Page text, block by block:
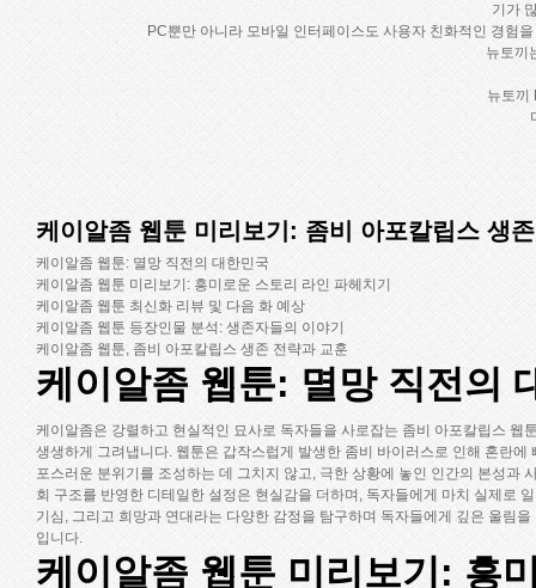
기가
PC뿐만 아니라 모바일 인터페이스도 사용자 친화적인 경험
뉴토끼
뉴토끼
케이알좀 웹툰 미리보기: 좀비 아포칼립스 생
케이알좀 웹툰: 멸망 직전의 대한민국
케이알좀 웹툰 미리보기: 흥미로운 스토리 라인 파헤치기
케이알좀 웹툰 최신화 리뷰 및 다음 화 예상
케이알좀 웹툰 등장인물 분석: 생존자들의 이야기
케이알좀 웹툰, 좀비 아포칼립스 생존 전략과 교훈
케이알좀 웹툰: 멸망 직전의
케이알좀은 강렬하고 현실적인 묘사로 독자들을 사로잡는 좀비 아포칼립스
생생하게 그려냅니다. 웹툰은 갑작스럽게 발생한 좀비 바이러스로 인해 혼란
포스러운 분위기를 조성하는 데 그치지 않고, 극한 상황에 놓인 인간의 본성과
회 구조를 반영한 디테일한 설정은 현실감을 더하며, 독자들에게 마치 실제로
기심, 그리고 희망과 연대라는 다양한 감정을 탐구하며 독자들에게 깊은 울림
입니다.
케이알좀 웹툰 미리보기: 흥